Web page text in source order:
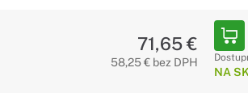
71,65 €
58,25 € bez DPH
NA